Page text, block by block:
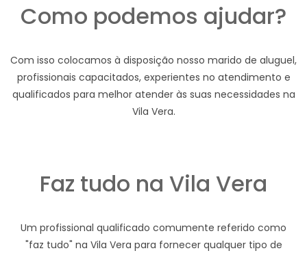
Como podemos ajudar?
Com isso colocamos à disposição nosso marido de aluguel,
profissionais capacitados, experientes no atendimento e
qualificados para melhor atender às suas necessidades na
Vila Vera.
Faz tudo na Vila Vera
Um profissional qualificado comumente referido como
"faz tudo" na Vila Vera para fornecer qualquer tipo de